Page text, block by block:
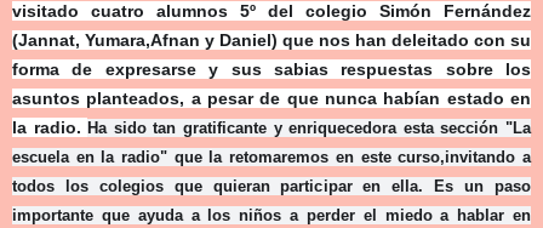
visitado cuatro alumnos 5º del colegio Simón Fernández
(Jannat, Yumara,Afnan y Daniel) que nos han deleitado con su
forma de expresarse y sus sabias respuestas sobre los
asuntos planteados, a pesar de que nunca habían estado en
la radio.Ha sido tan gratificante y enriquecedora esta sección "La
escuela en la radio" que la retomaremos en este curso,invitando a
todos los colegios que quieran participar en ella. Es un paso
importante que ayuda a los niños a perder el miedo a hablar en